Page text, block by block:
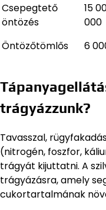
Csepegtető
öntözés
15
000
Öntözőtömlős 6
trágyázzunk?
Tavasszal,
(nitrogén, foszfor,
trágyát kijuttatni. A
trágyázásra, amely
cukortartalmának